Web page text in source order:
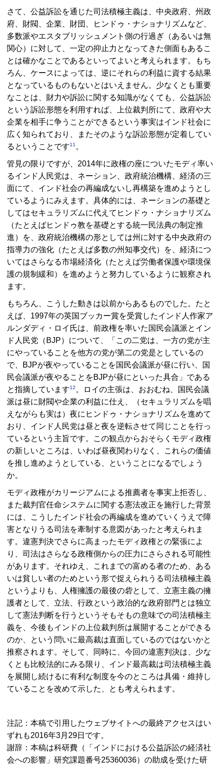
さて、公益訴訟を通じた司法積極主義は、中央政府、州政
府、財閥、企業、財団、ヒンドゥ・ナショナリズムなど、
多数派やエスタブリッシュメント側の行過ぎ（あるいは無
関心）に対して、一定の抑止力となってきた側面もあるこ
とは確かなことであるといってよいと考えられます。もち
ろん、ケースによっては、逆にそれらの利益に資する結果
となっているものもないとはいえません。少なくとも重要
なことは、財力や訴訟に関する知識がなくても、公益訴訟
という訴訟形態を利用すれば、上位裁判所にて、政府や大
企業を相手に争うことができるという事実はインド社会に
広く知られており、またそのような訴訟形態が定着してい
るということです11 。
管見の限りですが、2014年に政権の座についたモディ率い
るインド人民党は、ネーション、政府統治機構、経済の三
面にて、インド社会の再編成ないし再構築を進めようとし
ているようにみえます。具体的には、ネーションの基礎と
してはセキュラリズムに代えてヒンドゥ・ナショナリズム
（たとえばヒンドゥ教を基礎とする統一民法典の制定推
進）を、政府統治機構の形としては州に対する中央政府の
指導力の強化（たとえば多数の州知事交代）を、経済につ
いてはさらなる市場経済化（たとえば労働者保護や環境保
護の規制緩和）を進めようと努力しているように観察され
ます。
もちろん、こうした動きは以前からあるものでした。たと
えば、1997年の英国ブッカー賞を受賞したインド人作家ア
ルンダディ・ロイ氏は、前政権を率いた国民会議派とイン
ド人民党（ BJP）について、「この二党は、一方の党が主
にやっていることを他方の党が第二の党是としているの
で、
BJPが夜やっていることを国民会議派が昼に行い、国
民会議派が夜やることをBJPが昼にといった具合」である
と指摘しています12 。ロイの主張は、おおむね、国民会議
派は昼に財閥や企業の利益に仕え、（セキュラリズムを唱
えながらも実は）夜にヒンドゥ・ナショナリズムを進めて
おり、インド人民党は昼と夜を逆転させて同じことを行っ
ているという主旨です。この観点からおそらくモディ政権
の新しいところは、いわば昼夜関わりなく、これらの価値
を推し進めようとしている、ということになるでしょう
か。
モディ政権がカリージアムによる推薦者を事実上拒否し、
また裁判官任命システムに関する憲法改正を施行した背景
には、こうしたインド社会の再編成を進めていくうえで障
害となりうる司法を牽制する意図があったと考えられま
す。違憲判決でさらに高まったモディ政権との緊張によ
り、司法はさらなる政権側からの圧力にさらされる可能性
があります。それゆえ、これまでの富める者のため、ある
いは貧しい者のためという形で捉えられうる司法積極主義
というよりも、人権擁護の最後の砦として、立憲主義の擁
護者として、立法、行政という政治的な政府部門とは独立
して憲法判断を行うというそもそもの意味での司法積極主
義を、今後もインドの上位裁判所は展開することができる
のか、という問いに最高裁は直面しているのではないかと
推察されます。そして、同時に、今回の違憲判決は、少な
くとも比較法的にみる限り、インド最高裁は司法積極主義
を展開し続けるに有利な制度を今のところは具備・維持し
ていることを改めて示した、とも考えられます。
注記：本稿で引用したウェブサイトへの最終アクセスはい
ずれも2016年3月29日です。
謝辞：本稿は科研費（「インドにおける公益訴訟の経済社
会への影響」研究課題番号25360036）の助成を受けた研